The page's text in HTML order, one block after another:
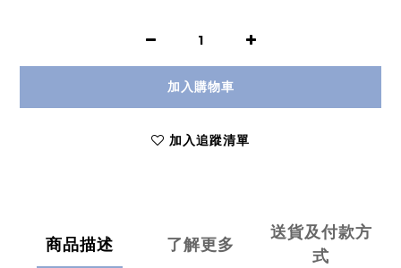
加入購物車
加入追蹤清單
商品描述 了解更多
送貨及付款方
式